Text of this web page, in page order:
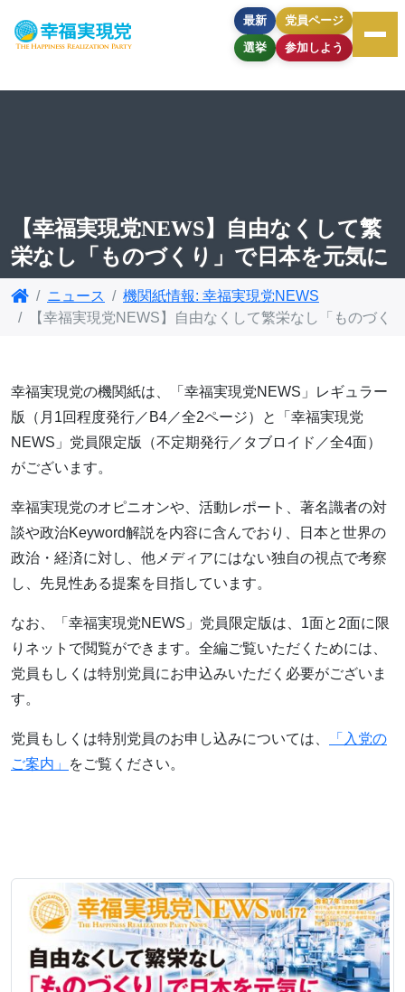
最新
選挙
党員ページ
参加しよう
【幸福実現党NEWS】自由なくして繁
栄なし「ものづくり」で日本を元気に
ニュース
機関紙情報: 幸福実現党NEWS
【幸福実現党NEWS】自由なくして繁栄なし「ものづく
幸福実現党の機関紙は、「幸福実現党NEWS」レギュラー
版（月1回程度発行／B4／全2ページ）と「幸福実現党
NEWS」党員限定版（不定期発行／タブロイド／全4面）
がございます。
幸福実現党のオピニオンや、活動レポート、著名識者の対
談や政治Keyword解説を内容に含んでおり、日本と世界の
政治・経済に対し、他メディアにはない独自の視点で考察
し、先見性ある提案を目指しています。
なお、「幸福実現党NEWS」党員限定版は、1面と2面に限
りネットで閲覧ができます。全編ご覧いただくためには、
党員もしくは特別党員にお申込みいただく必要がございま
す。
党員もしくは特別党員のお申し込みについては、
「入党の
ご案内」
をご覧ください。